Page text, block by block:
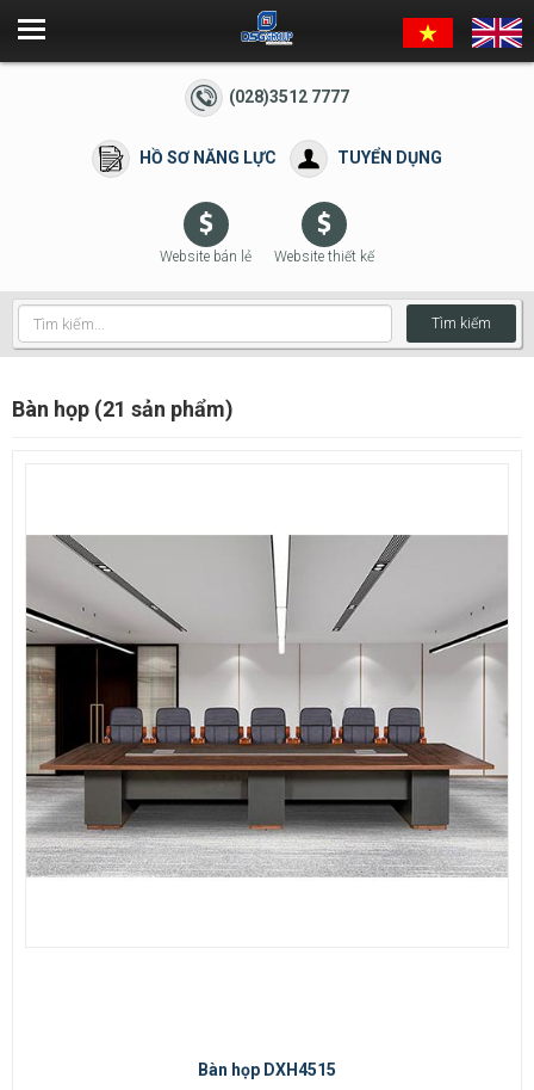
(028)3512 7777
HỒ SƠ NĂNG LỰC TUYỂN DỤNG
Website bán lẻ Website thiết kế
Tìm kiếm
Bàn họp (21 sản phẩm)
Bàn họp DXH4515